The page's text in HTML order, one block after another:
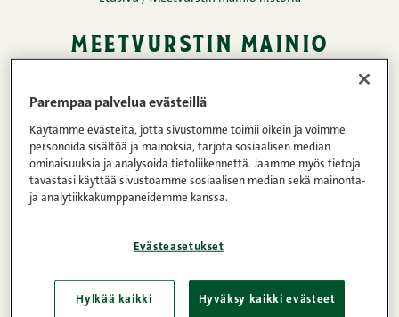
meetvurstin mainio
historia
Meidän tapamme
vuodesta 1951. Valmistus alkoi pienestä mutta kaikki
haluttiin silloinkin tehdä niin kuin itselle tehtäisiin.
Parempaa palvelua evästeillä
Käytämme evästeitä, jotta sivustomme toimii oikein ja voimme
personoida sisältöä ja mainoksia, tarjota sosiaalisen median
ominaisuuksia ja analysoida tietoliikennettä. Jaamme myös tietoja
tavastasi käyttää sivustoamme sosiaalisen median sekä mainonta-
ja analytiikkakumppaneidemme kanssa.
Evästeasetukset
Hylkää kaikki Hyväksy kaikki evästeet